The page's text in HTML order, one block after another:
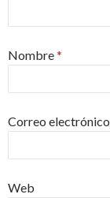
Nombre*
Correo electrónico
Web